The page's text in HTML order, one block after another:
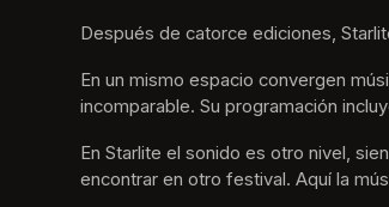
Después de catorce ediciones,
En un mismo espacio convergen
incomparable. Su programación
En Starlite el sonido es otro nivel,
encontrar en otro festival. Aquí la